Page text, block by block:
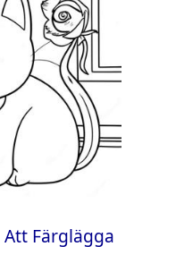
Färglägga